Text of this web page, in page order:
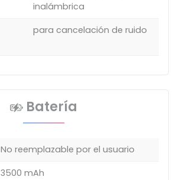
inalámbrica
para cancelación de ruido
Batería
No reemplazable por el usuario
3500 mAh